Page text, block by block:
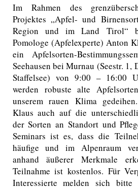
Im Rahmen des
Projektes „Apfel- und
Region und im Land Tirol“
Pomologe (Apfelexperte) Anton
ein Apfelsorten-
Seehausen bei Murnau (Seestr. 1,
Staffelsee) von 9:00 – 16:00
werden robuste alte
unserem rauen Klima
Klaus auch auf die
der Sorten an Standort und
Seminars ist es, dass die
häufige und im Alpenraum
anhand äußerer Merkmale
Teilnahme ist kostenlos. Für
Interessierte melden sich